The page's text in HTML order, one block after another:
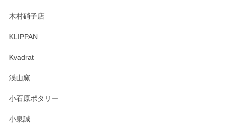
木村硝子店
KLIPPAN
Kvadrat
渓山窯
小石原ポタリー
小泉誠